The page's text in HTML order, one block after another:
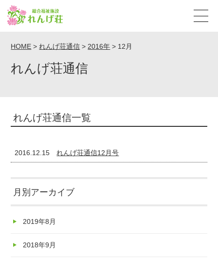
HOME >れんげ荘通信 >2016年 > 12月
れんげ荘通信
れんげ荘通信一覧
2016.12.15 れんげ荘通信12月号
月別アーカイブ
2019年8月
2018年9月